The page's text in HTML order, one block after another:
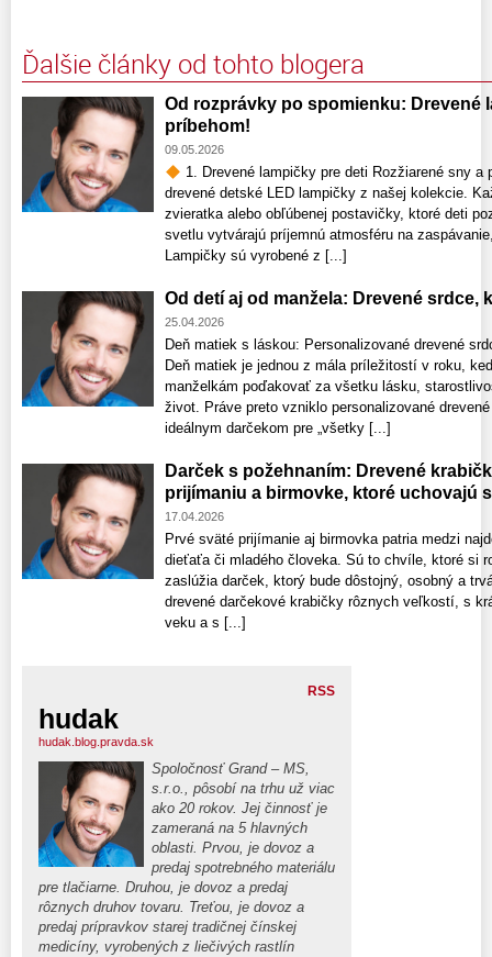
Ďalšie články od tohto blogera
Od rozprávky po spomienku: Drevené
príbehom!
09.05.2026
1. Drevené lampičky pre deti Rozžiarené sny a
drevené detské LED lampičky z našej kolekcie.
zvieratka alebo obľúbenej postavičky, ktoré deti
svetlu vytvárajú príjemnú atmosféru na
Lampičky sú vyrobené z [...]
Od detí aj od manžela: Drevené srdce,
25.04.2026
Deň matiek s láskou: Personalizované drevené
Deň matiek je jednou z mála príležitostí v roku,
manželkám poďakovať za všetku lásku,
život. Práve preto vzniklo personalizované
ideálnym darčekom pre „všetky [...]
Darček s požehnaním: Drevené
prijímaniu a birmovke, ktoré uchovajú
17.04.2026
Prvé sväté prijímanie aj birmovka patria medzi
dieťaťa či mladého človeka. Sú to chvíle, ktoré si
zaslúžia darček, ktorý bude dôstojný, osobný a
drevené darčekové krabičky rôznych veľkostí, s
veku a s [...]
RSS
hudak
hudak.blog.pravda.sk
Spoločnosť Grand – MS,
s.r.o., pôsobí na trhu už viac
ako 20 rokov. Jej činnosť je
zameraná na 5 hlavných
oblasti. Prvou, je dovoz a
predaj spotrebného materiálu
pre tlačiarne. Druhou, je dovoz a predaj
rôznych druhov tovaru. Treťou, je dovoz a
predaj prípravkov starej tradičnej čínskej
medicíny, vyrobených z liečivých rastlín